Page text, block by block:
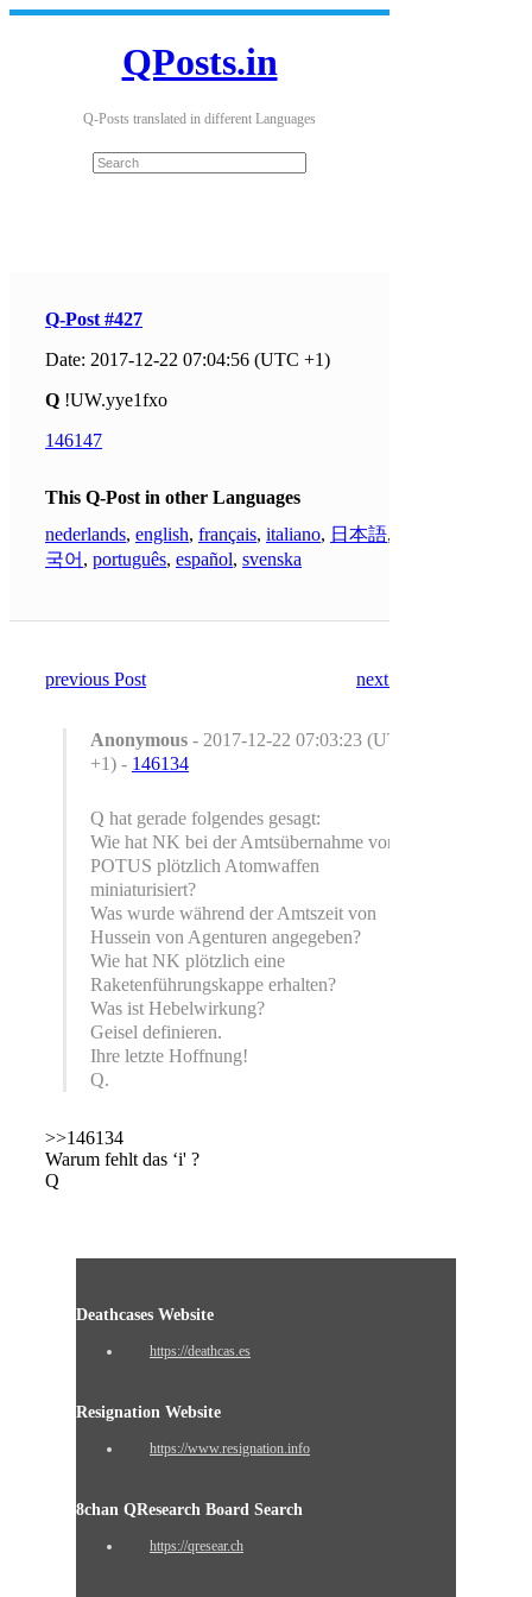
QPosts.in
Q-Posts translated in different Languages
Q-Post #427
Date: 2017-12-22 07:04:56 (UTC +1)
Q !UW.yye1fxo
146147
This Q-Post in other Languages
nederlands, english, français, italiano, 日本語,
국어 , português, español, svenska
previous Post next Post
Anonymous - 2017-12-22 07:03:23 (UTC
+1) - 146134
Q hat gerade folgendes gesagt:
Wie hat NK bei der Amtsübernahme von
POTUS plötzlich Atomwaffen
miniaturisiert?
Was wurde während der Amtszeit von
Hussein von Agenturen angegeben?
Wie hat NK plötzlich eine
Raketenführungskappe erhalten?
Was ist Hebelwirkung?
Geisel definieren.
Ihre letzte Hoffnung!
Q.
>>146134
Warum fehlt das ‘i' ?
Q
Deathcases Website
https://deathcas.es
Resignation Website
https://www.resignation.info
8chan QResearch Board Search
https://qresear.ch